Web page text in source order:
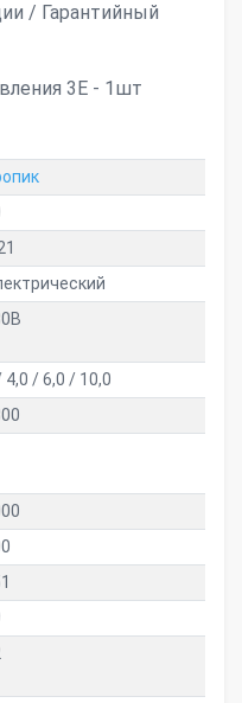
/ Гарантийный
3E - 1шт
4,0 / 6,0 / 10,0